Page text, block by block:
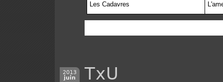
Les Cadavres
2013
juin
TxU